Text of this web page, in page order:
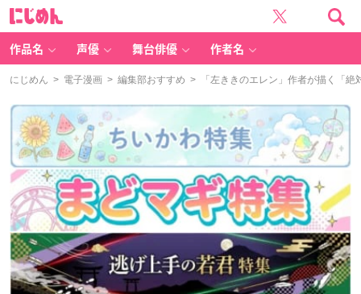
作品名 声優 舞台俳優 作者名
にじめん > 電子漫画 > 編集部おすすめ > 「左ききのエレン」作者が描く「絶